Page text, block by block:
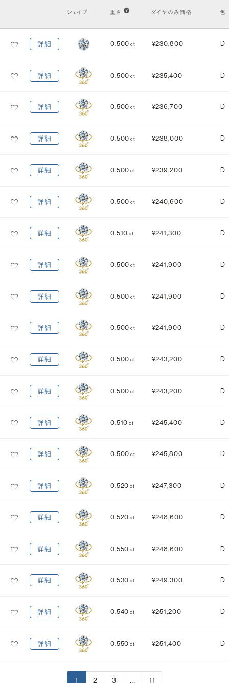
カット(輝き)
Excellent 3EX H&C EX 3EX H&C
鑑定機関
研磨状態
EXCELLENT
EXCELLENT
NONE
FAINT
シェイプ 重さ ダイヤのみ価格 色
詳細 0.500 ct ¥230,800 D
詳細 0.500 ct ¥235,400 D
詳細 0.500 ct ¥236,700 D
詳細 0.500 ct ¥238,000 D
詳細 0.500 ct ¥239,200 D
詳細 0.500 ct ¥240,600 D
詳細 0.510 ct ¥241,300 D
詳細 0.500 ct ¥241,900 D
詳細 0.500 ct ¥241,900 D
詳細 0.500 ct ¥241,900 D
詳細 0.500 ct ¥243,200 D
詳細 0.500 ct ¥243,200 D
詳細 0.510 ct ¥245,400 D
詳細 0.500 ct ¥245,800 D
詳細 0.520 ct ¥247,300 D
詳細 0.520 ct ¥248,600 D
詳細 0.550 ct ¥248,600 D
詳細 0.530 ct ¥249,300 D
詳細 0.540 ct ¥251,200 D
詳細 0.550 ct ¥251,400 D
1 2 3 ... 11